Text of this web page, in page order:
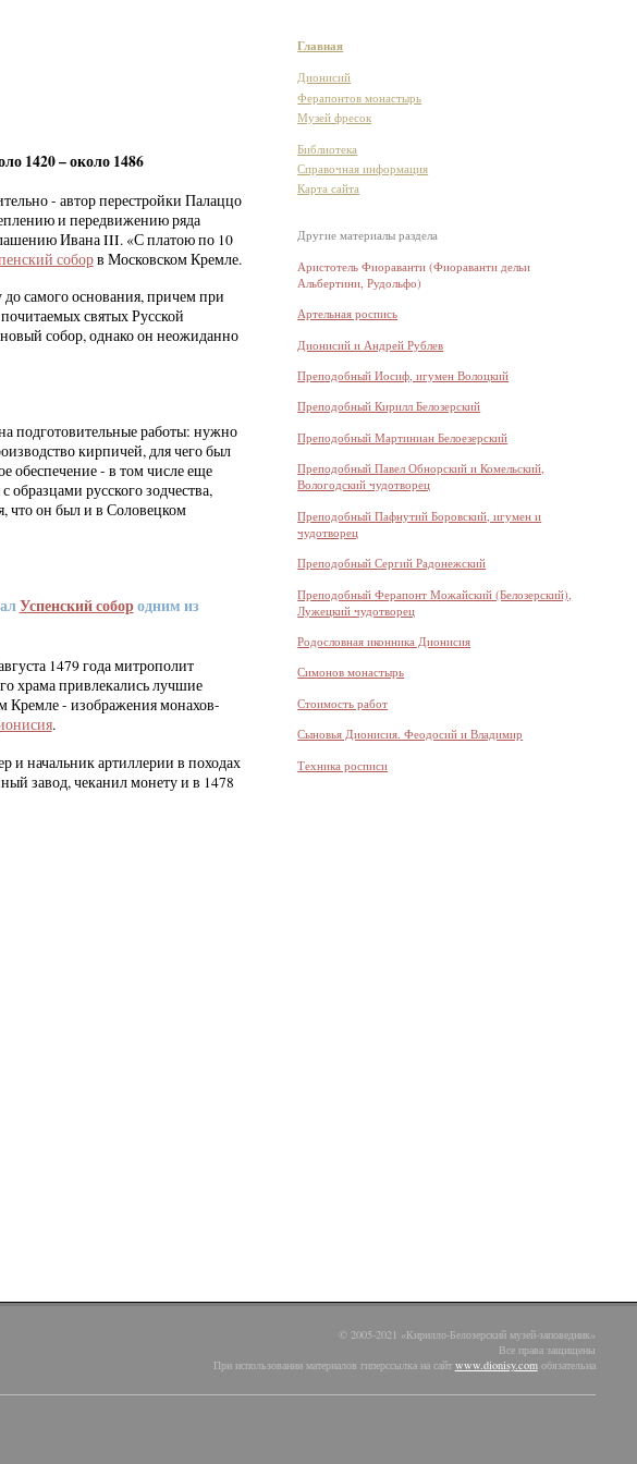
1420 – около 1486
- автор перестройки Палаццо
и передвижению ряда
Ивана III. «С платою по 10
соборв Московском Кремле.
самого основания, причем при
святых Русской
собор, однако он неожиданно
подготовительные работы: нужно
кирпичей, для чего был
обеспечение - в том числе еще
русского зодчества,
что он был и в Соловецком
Успенский собородним из
1479 года митрополит
храма привлекались лучшие
Кремле - изображения монахов-
.
и начальник артиллерии в походах
завод, чеканил монету и в 1478
Главная
Дионисий
Ферапонтов монастырь
Музей фресок
Библиотека
Справочная информация
Карта сайта
Другие материалы раздела
Аристотель Фиораванти (Фиораванти дельи
Альбертини, Рудольфо)
Артельная роспись
Дионисий и Андрей Рублев
Преподобный Иосиф, игумен Волоцкий
Преподобный Кирилл Белозерский
Преподобный Мартиниан Белоезерский
Преподобный Павел Обнорский и Комельский,
Вологодский чудотворец
Преподобный Пафнутий Боровский, игумен и
чудотворец
Преподобный Сергий Радонежский
Преподобный Ферапонт Можайский (Белозерский),
Лужецкий чудотворец
Родословная иконника Дионисия
Симонов монастырь
Стоимость работ
Сыновья Дионисия. Феодосий и Владимир
Техника росписи
© 2005-2021 «Кирилло-Белозерский музей-заповедник»
Все права защищены
При использовании материалов гиперссылка на сайт www.dionisy.comобязательна